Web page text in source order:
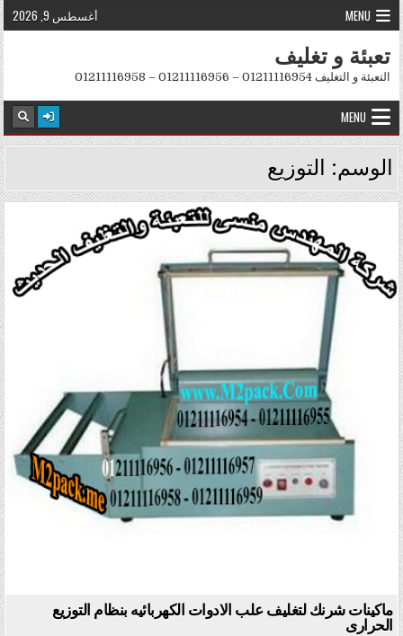
Skip to content
MENU أغسطس 9, 2026
تعبئة و تغليف
التعبئة و التغليف 01211116954 – 01211116956 – 01211116958
MENU
الوسم: التوزيع
Posted in
ماكينات شرنك لتغليف علب الادوات الكهربائيه بنظام التوزيع
الحرارى